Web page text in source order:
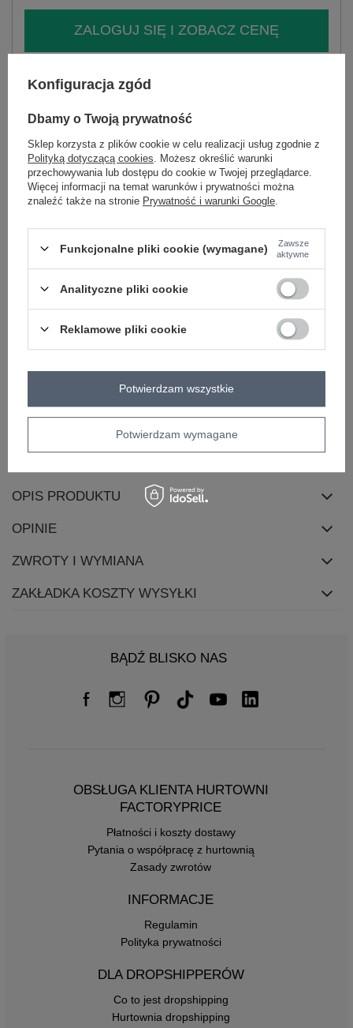
ZALOGUJ SIĘ I ZOBACZ CENĘ
Zadzwoń
+48 601 547 740
sposób prania : pranie ręczne w 30°C
Kod produktu
IT-KS-6413-1.66
Marka
MU MU
casual
dominujący
bawełna
długość
standardowa
rękaw
długi rękaw
dekolt
kołnierzyk
bufiasty rękaw
OPIS PRODUKTU
OPINIE
ZWROTY I WYMIANA
ZAKŁADKA KOSZTY WYSYŁKI
BĄDŹ BLISKO NAS
OBSŁUGA KLIENTA HURTOWNI
FACTORYPRICE
Płatności i koszty dostawy
Pytania o współpracę z hurtownią
Zasady zwrotów
INFORMACJE
Regulamin
Polityka prywatności
DLA DROPSHIPPERÓW
Co to jest dropshipping
Hurtownia dropshipping
Konfiguracja zgód
Dbamy o Twoją prywatność
Sklep korzysta z plików cookie w celu realizacji usług zgodnie z
Polityką dotyczącą cookies . Możesz określić warunki
przechowywania lub dostępu do cookie w Twojej przeglądarce.
Więcej informacji na temat warunków i prywatności można
znaleźć także na stronie Prywatność i warunki Google
Funkcjonalne pliki cookie (wymagane)
Zawsze
aktywne
Analityczne pliki cookie
Reklamowe pliki cookie
Potwierdzam wymagane
Potwierdzam wszystkie